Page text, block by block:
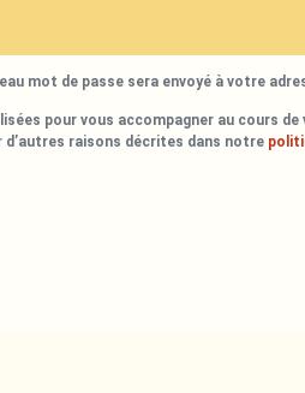
mot de passe sera envoyé à votre
pour vous accompagner au cours
raisons décrites dans notre